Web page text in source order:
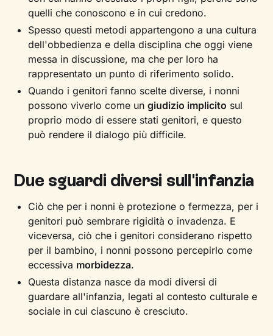
quelli che conoscono e in cui credono.
Spesso questi metodi appartengono a una cultura
dell'obbedienza e della disciplina che oggi viene
messa in discussione, ma che per loro ha
rappresentato un punto di riferimento solido.
Quando i genitori fanno scelte diverse, i nonni
possono viverlo come ungiudizio implicito sul
proprio modo di essere stati genitori, e questo
può rendere il dialogo più difficile.
Due sguardi diversi sull'infanzia
Ciò che per i nonni è protezione o fermezza, per i
genitori può sembrare rigidità o invadenza. E
viceversa, ciò che i genitori considerano rispetto
per il bambino, i nonni possono percepirlo come
eccessiva morbidezza.
Questa distanza nasce da modi diversi di
guardare all'infanzia, legati al contesto culturale e
sociale in cui ciascuno è cresciuto.